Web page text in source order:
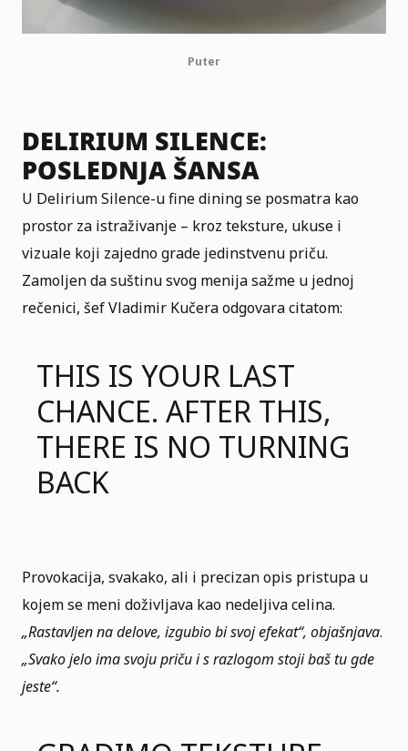
Puter
DELIRIUM SILENCE:
POSLEDNJA ŠANSA
U Delirium Silence-u fine dining se posmatra kao
prostor za istraživanje – kroz teksture, ukuse i
vizuale koji zajedno grade jedinstvenu priču.
Zamoljen da suštinu svog menija sažme u jednoj
rečenici, šef Vladimir Kučera odgovara citatom:
THIS IS YOUR LAST
CHANCE. AFTER THIS,
THERE IS NO TURNING
BACK
Provokacija, svakako, ali i precizan opis pristupa u
kojem se meni doživljava kao nedeljiva celina.
„Rastavljen na delove, izgubio bi svoj efekat“, objašnjava.
„Svako jelo ima svoju priču i s razlogom stoji baš tu gde
jeste“.